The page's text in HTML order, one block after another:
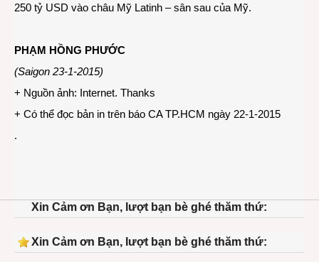
250 tỷ USD vào châu Mỹ Latinh – sân sau của Mỹ.
PHẠM HỒNG PHƯỚC
(Saigon 23-1-2015)
+ Nguồn ảnh: Internet. Thanks
+ Có thể đọc bản in trên báo CA TP.HCM ngày 22-1-2015
.
Xin Cảm ơn Bạn, lượt bạn bè ghé thăm thứ:
Xin Cảm ơn Bạn, lượt bạn bè ghé thăm thứ: